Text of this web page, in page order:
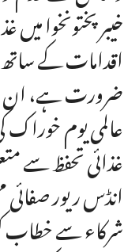
خیبرپختونخوا
اقدامات کے
ضرورت ہے، ان
عالمی یوم
غذائی تحفظ سے
انڈس ریور
شرکاء سے خطاب